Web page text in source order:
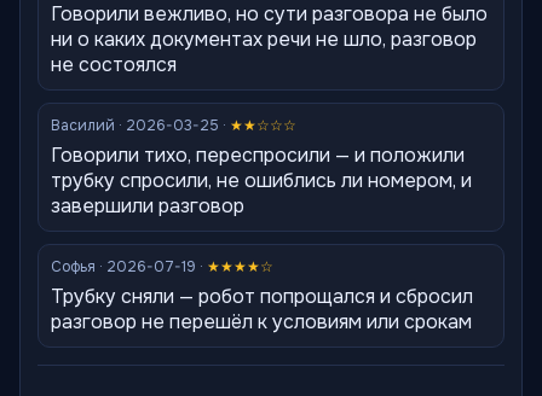
Говорили вежливо, но сути разговора не было
ни о каких документах речи не шло, разговор
не состоялся
Василий · 2026-03-25 · ★★☆☆☆
Говорили тихо, переспросили — и положили
трубку спросили, не ошиблись ли номером, и
завершили разговор
Софья · 2026-07-19 · ★★★★☆
Трубку сняли — робот попрощался и сбросил
разговор не перешёл к условиям или срокам